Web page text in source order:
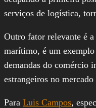
serviços de logística,
Outro fator relevante é
marítimo, é um exemplo
demandas do comércio
estrangeiros no
Para Luis Campos,